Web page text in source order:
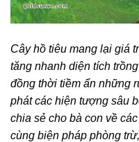
Cây hồ tiêu mang lại giá
tăng nhanh diện tích
đồng thời tiềm ẩn những
phát các hiện tượng sâu
chia sẻ cho bà con về
cùng biện pháp phòng